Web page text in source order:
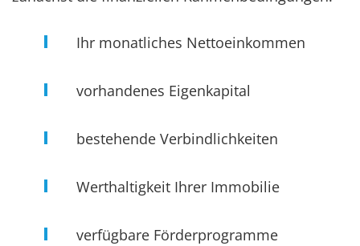
Ihr monatliches Nettoeinkommen
vorhandenes Eigenkapital
bestehende Verbindlichkeiten
Werthaltigkeit Ihrer Immobilie
verfügbare Förderprogramme